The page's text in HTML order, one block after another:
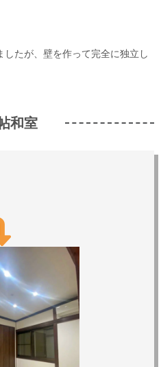
たが、壁を作って完全に独立し
和室